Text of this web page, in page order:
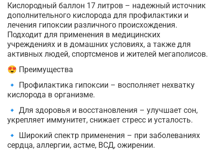
Кислородный баллон 17 литров – надежный источник
дополнительного кислорода для профилактики и
лечения гипоксии различного происхождения.
Подходит для применения в медицинских
учреждениях и в домашних условиях, а также для
активных людей, спортсменов и жителей мегаполисов.
😍 Преимущества
🔹 Профилактика гипоксии – восполняет нехватку
кислорода в организме.
🔹 Для здоровья и восстановления – улучшает сон,
укрепляет иммунитет, снижает стресс и усталость.
🔹 Широкий спектр применения – при заболеваниях
сердца, аллергии, астме, ВСД, ожирении.